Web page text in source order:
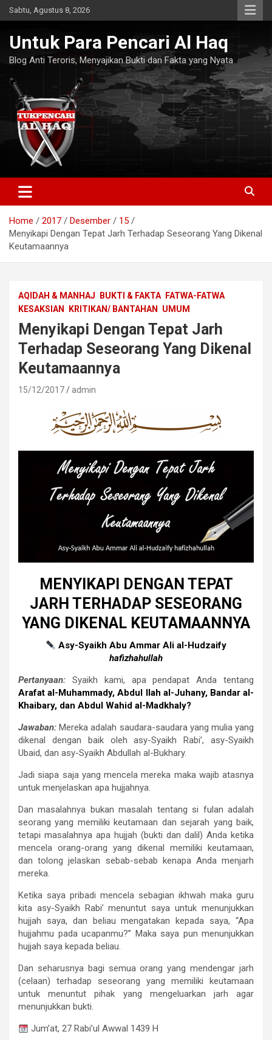
Skip
to
Sabtu, Agustus 8, 2026
Untuk Para Pencari Al Haq
Blog Anti Teroris, Menyajikan Bukti dan Fakta yang Nyata
Home 2017 Desember
15
Menyikapi Dengan Tepat Jarh Terhadap Seseorang Yang Dikenal
Keutamaannya
AQIDAH & MANHAJ BUKTI & FAKTA
FATWA-FATWA
KESAKSIAN
KRITIKAN/ BANTAHAN UMUM
Menyikapi Dengan Tepat Jarh
Terhadap Seseorang Yang Dikenal
Keutamaannya
15/12/2017 admin
MENYIKAPI DENGAN TEPAT
JARH TERHADAP SESEORANG
YANG DIKENAL KEUTAMAANNYA
Asy-Syaikh Abu Ammar Ali al-Hudzaify
hafizhahullah
Pertanyaan: Syaikh kami, apa pendapat Anda tentang
Arafat al-Muhammady, Abdul Ilah al-Juhany, Bandar al-
Khaibary, dan Abdul Wahid al-Madkhaly?
Jawaban: Mereka adalah saudara-saudara yang mulia yang
dikenal dengan baik oleh asy-Syaikh Rabi’, asy-Syaikh
Ubaid, dan asy-Syaikh Abdullah al-Bukhary.
Jadi siapa saja yang mencela mereka maka wajib atasnya
untuk menjelaskan apa hujjahnya.
Dan masalahnya bukan masalah tentang si fulan adalah
seorang yang memiliki keutamaan dan sejarah yang baik,
tetapi masalahnya apa hujjah (bukti dan dalil) Anda ketika
mencela orang-orang yang dikenal memiliki keutamaan,
dan tolong jelaskan sebab-sebab kenapa Anda menjarh
mereka.
Ketika saya pribadi mencela sebagian ikhwah maka guru
kita asy-Syaikh Rabi’ menuntut saya untuk menunjukkan
hujjah saya, dan beliau mengatakan kepada saya, “Apa
hujjahmu pada ucapanmu?” Maka saya pun menunjukkan
hujjah saya kepada beliau.
Dan seharusnya bagi semua orang yang mendengar jarh
(celaan) terhadap seseorang yang memiliki keutamaan
untuk menuntut pihak yang mengeluarkan jarh agar
menunjukkan bukti.
Jum’at, 27 Rabi’ul Awwal 1439 H